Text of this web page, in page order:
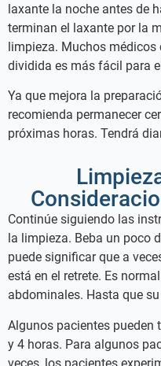
laxante la noche antes de
terminan el laxante por la
limpieza. Muchos médicos
dividida es más fácil para
Ya que mejora la
recomienda permanecer
próximas horas. Tendrá
Continúe siguiendo las
la limpieza. Beba un poco
puede significar que a
está en el retrete. Es
abdominales. Hasta que
Algunos pacientes pueden
y 4 horas. Para algunos